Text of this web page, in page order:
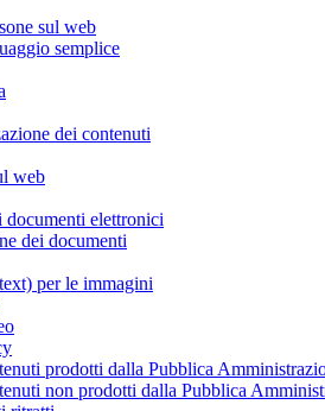
sul web
semplice
dei contenuti
web
documenti elettronici
dei documenti
per le immagini
prodotti dalla Pubblica
non prodotti dalla Pubblica